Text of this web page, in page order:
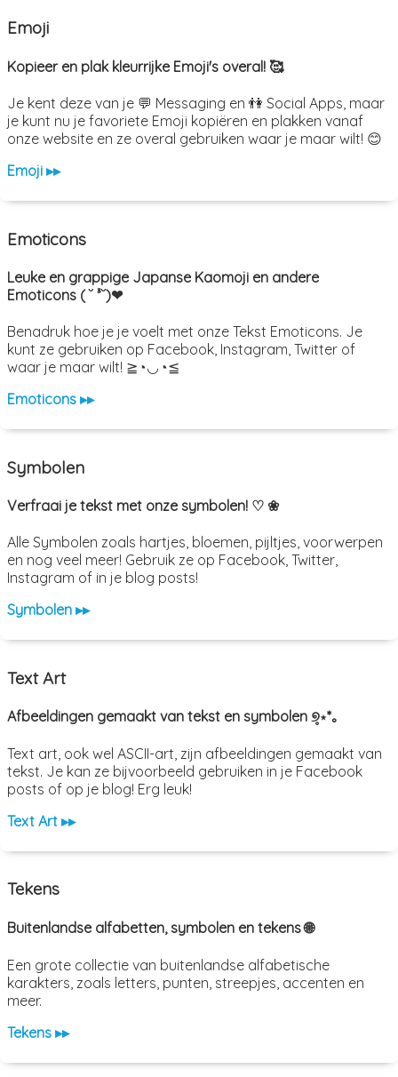
Emoji
Kopieer en plak kleurrijke Emoji's overal! 🥰
Je kent deze van je 💬 Messaging en 👫 Social Apps, maar
je kunt nu je favoriete Emoji kopiëren en plakken vanaf
onze website en ze overal gebruiken waar je maar wilt! 😊
Emoji ▸▸
Emoticons
Leuke en grappige Japanse Kaomoji en andere
Emoticons ( ˘ ³˘)❤
Benadruk hoe je je voelt met onze Tekst Emoticons. Je
kunt ze gebruiken op Facebook, Instagram, Twitter of
waar je maar wilt! ≧◔◡◔≦
Emoticons ▸▸
Symbolen
Verfraai je tekst met onze symbolen! ♡ ❀
Alle Symbolen zoals hartjes, bloemen, pijltjes, voorwerpen
en nog veel meer! Gebruik ze op Facebook, Twitter,
Instagram of in je blog posts!
Symbolen ▸▸
Text Art
Afbeeldingen gemaakt van tekst en symbolen ୭̥⋆*｡
Text art, ook wel ASCII-art, zijn afbeeldingen gemaakt van
tekst. Je kan ze bijvoorbeeld gebruiken in je Facebook
posts of op je blog! Erg leuk!
Text Art ▸▸
Tekens
Buitenlandse alfabetten, symbolen en tekens 🌐
Een grote collectie van buitenlandse alfabetische
karakters, zoals letters, punten, streepjes, accenten en
meer.
Tekens ▸▸